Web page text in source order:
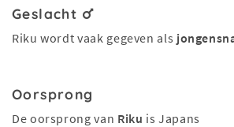
Geslacht
Riku wordt vaak gegeven als
Oorsprong
De oorsprong van Riku is Japans